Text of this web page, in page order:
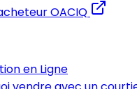
OACIQ
en Ligne